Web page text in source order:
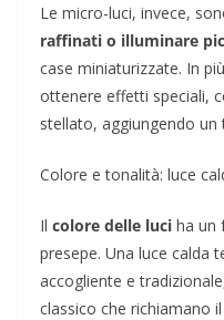
Le micro-luci, invece,
raffinati o illuminare
case miniaturizzate. In
ottenere effetti speciali,
stellato, aggiungendo
Colore e tonalità: luce
Il colore delle luci ha un
presepe. Una luce calda
accogliente e
classico che richiamano